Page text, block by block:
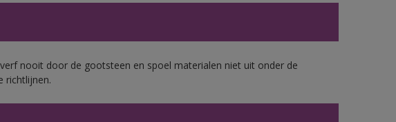
nooit door de gootsteen en spoel materialen niet uit onder de
richtlijnen.